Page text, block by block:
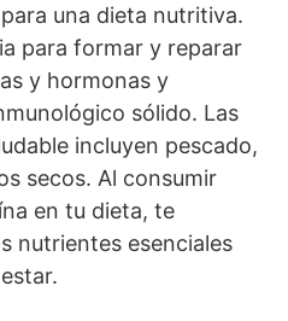
una dieta nutritiva.
para formar y reparar
y hormonas y
sólido. Las
incluyen pescado,
secos. Al consumir
en tu dieta, te
nutrientes esenciales